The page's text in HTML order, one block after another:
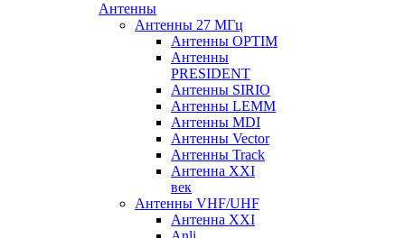
Антенны
Антенны 27 МГц
Антенны OPTIM
Антенны
PRESIDENT
Антенны SIRIO
Антенны LEMM
Антенны MDI
Антенны Vector
Антенны Track
Антенна XXI
век
Антенны VHF/UHF
Антенна XXI